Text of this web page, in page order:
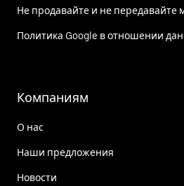
Не продавайте и не
Политика Google в отношении
Компаниям
О нас
Наши предложения
Новости